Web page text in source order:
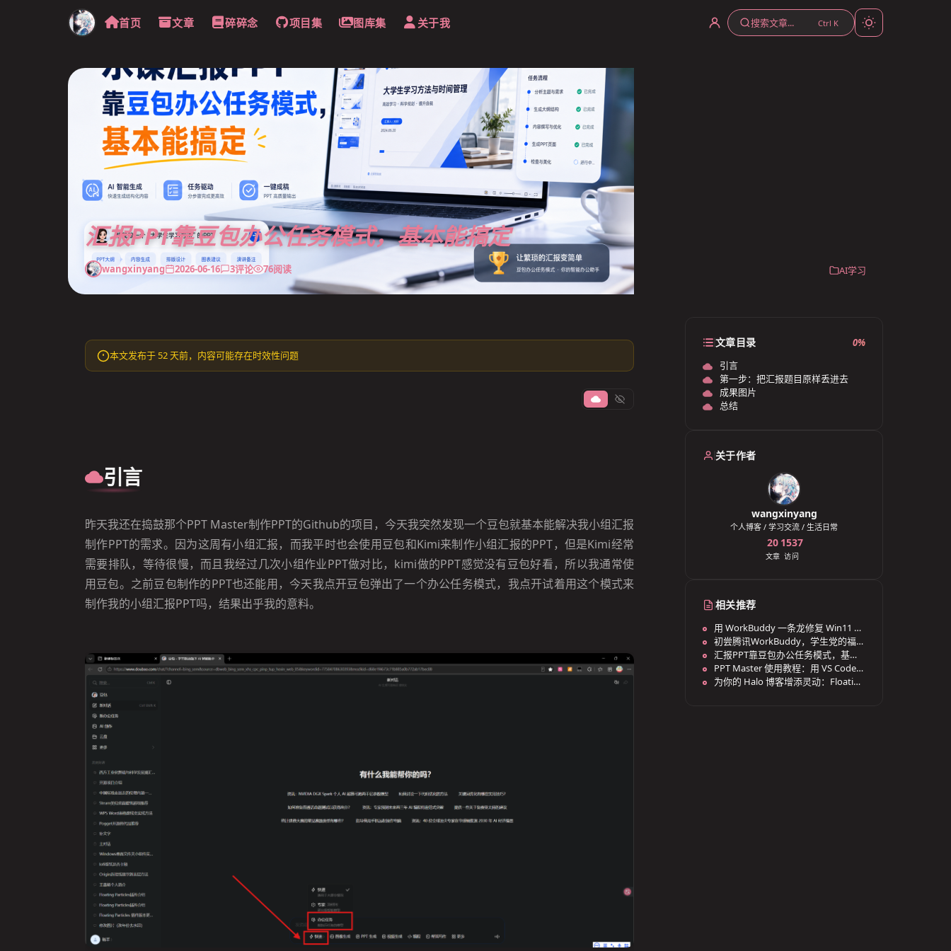
首页 文章 碎碎念 项目集 图库集 关于我 搜索文章... Ctrl K
汇报PPT靠豆包办公任务模式，基本能搞定
wangxinyang 2026-06-16 3评论 76阅读 AI学习
本文发布于 52 天前，内容可能存在时效性问题
引言
昨天我还在捣鼓那个PPT Master制作PPT的Github的项目，今天我突然发现一个豆包就基本能解决我小组汇报
制作PPT的需求。因为这周有小组汇报，而我平时也会使用豆包和Kimi来制作小组汇报的PPT，但是Kimi经常
需要排队，等待很慢，而且我经过几次小组作业PPT做对比，kimi做的PPT感觉没有豆包好看，所以我通常使
用豆包。之前豆包制作的PPT也还能用，今天我点开豆包弹出了一个办公任务模式，我点开试着用这个模式来
制作我的小组汇报PPT吗，结果出乎我的意料。
文章目录
0%
引言
第一步：把汇报题目原样丢进去
成果图片
总结
关于作者
wangxinyang
个人博客 / 学习交流 / 生活日常
20
文章
1537
访问
相关推荐
用 WorkBuddy 一条龙修复 Win11 全
部 UWP 应用打不开 — VCLibs 依赖
损坏排查实录
初尝腾讯WorkBuddy，学生党的福
音？
汇报PPT靠豆包办公任务模式，基本
能搞定
PPT Master 使用教程：用 VS Code
和 AI 生成可编辑 PPTX
为你的 Halo 博客增添灵动：Floating